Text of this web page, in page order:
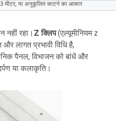
मीटर, या अनुकूलित काटने का आकार
नहीं रहा। Z क्लिप(एल्यूमीनियम z
लागत प्रभावी विधि है,
पैनल, विभाजन को बांधें और
या कलाकृति।